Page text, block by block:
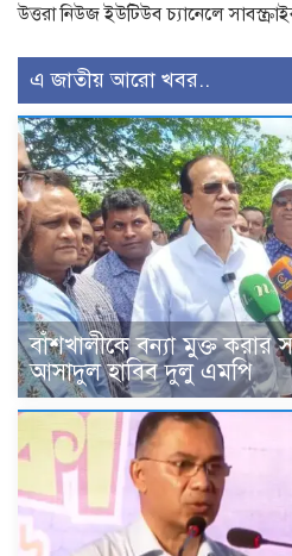
উত্তরা নিউজ ইউটিউব চ্যানেলে
এ জাতীয় আরো খবর..
বাঁশখালীকে বন্যা মুক্ত করার
আসাদুল হাবিব দুলু এমপি